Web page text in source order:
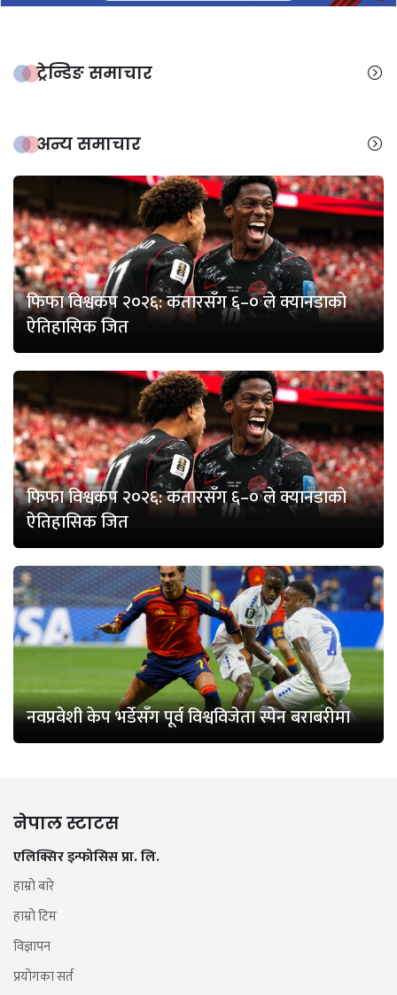
ट्रेन्डिङ समाचार
अन्य समाचार
फिफा विश्वकप २०२६: कतारसँग ६–० ले क्यानडाको
ऐतिहासिक जित
फिफा विश्वकप २०२६: कतारसँग ६–० ले क्यानडाको
ऐतिहासिक जित
नवप्रवेशी केप भर्डेसँग पूर्व विश्वविजेता स्पेन बराबरीमा
नेपाल स्टाटस
एलिक्सिर इन्फोसिस प्रा. लि.
हाम्रो बारे
हाम्रो टिम
विज्ञापन
प्रयोगका सर्त